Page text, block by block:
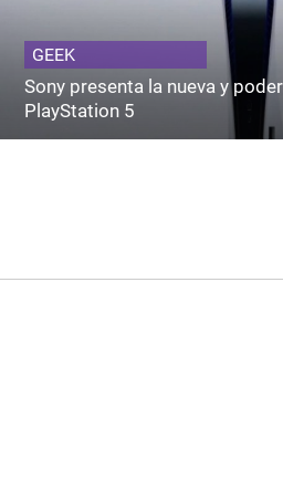
GEEK
Sony presenta la nueva y
PlayStation 5